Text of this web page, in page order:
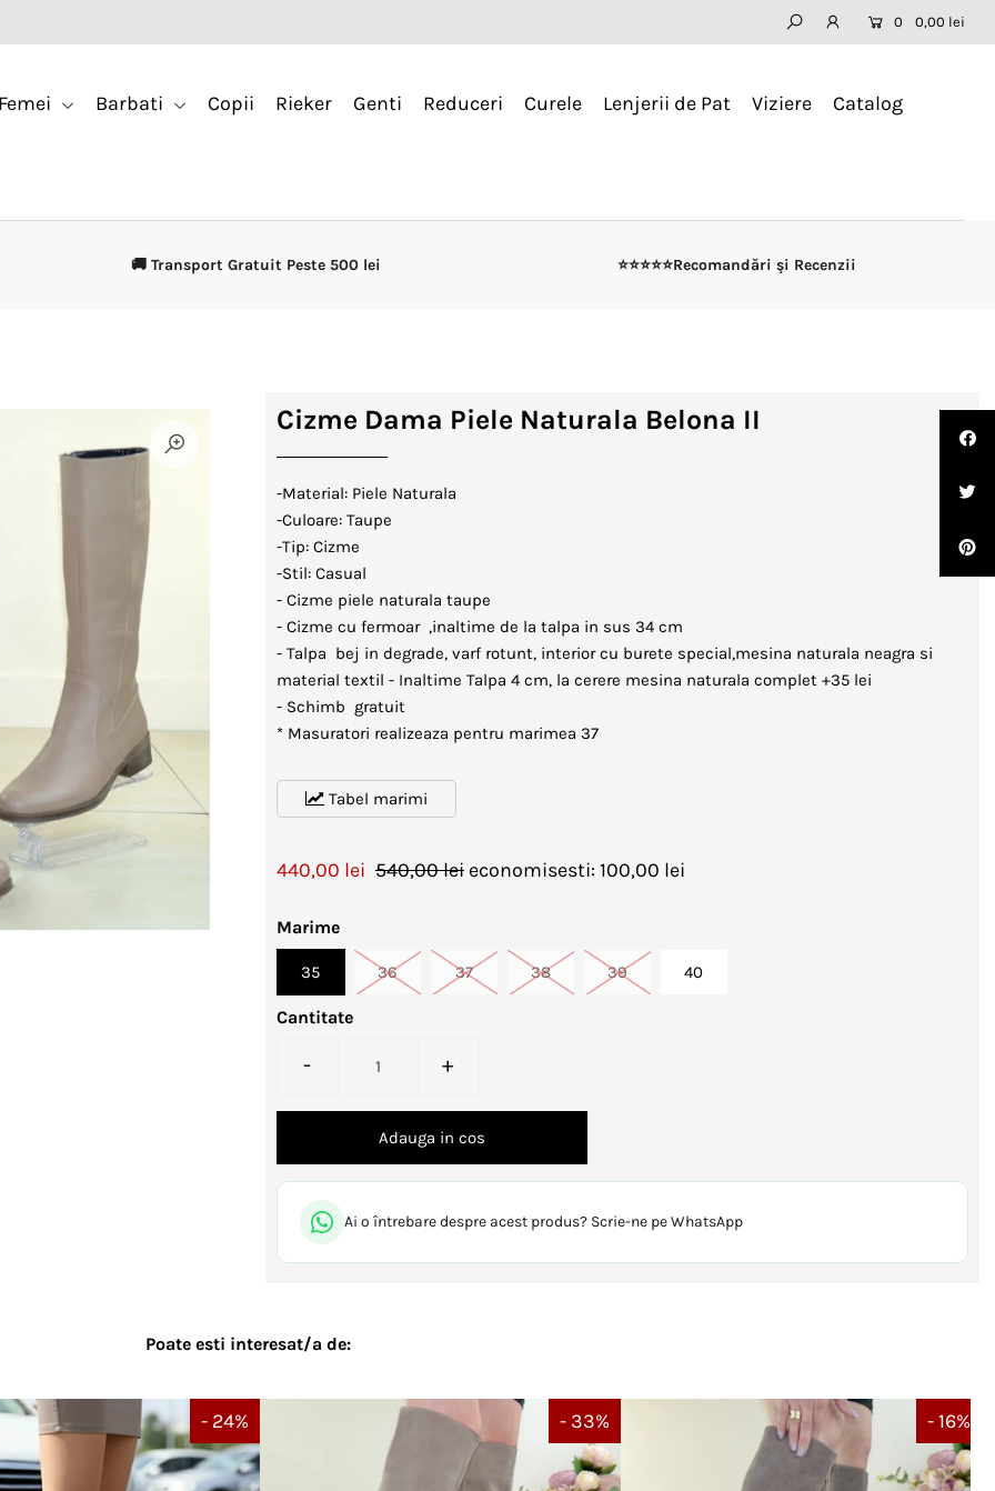
0 0,00 lei
Femei Barbati Copii Rieker Genti Reduceri Curele Lenjerii de Pat Viziere Catalog
🚚 Transport Gratuit Peste 500 lei ⭐️⭐️⭐️⭐️⭐️Recomandări şi Recenzii
Cizme Dama Piele Naturala Belona II
-Material: Piele Naturala
-Culoare: Taupe
-Tip: Cizme
-Stil: Casual
- Cizme piele naturala taupe
- Cizme cu fermoar ,inaltime de la talpa in sus 34 cm
- Talpa bej in degrade, varf rotunt, interior cu burete special,mesina naturala neagra si
material textil - Inaltime Talpa 4 cm, la cerere mesina naturala complet +35 lei
- Schimb gratuit
* Masuratori realizeaza pentru marimea 37
Tabel marimi
440,00 lei 540,00 lei economisesti: 100,00 lei
Marime
35 36 37 38 39 40
Cantitate
- +
Ai o întrebare despre acest produs? Scrie-ne pe WhatsApp
Poate esti interesat/a de:
- 24% - 33% - 16%